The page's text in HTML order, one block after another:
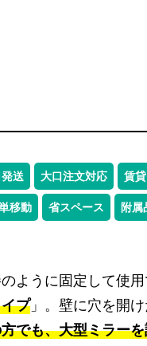
送 大口注文対応 賃
移動 省スペース 附属
ように固定して使
プ」。壁に穴を開
でも、大型ミラー